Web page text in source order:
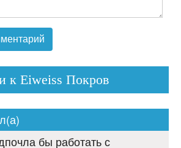
к Eiweiss Покров
бы работать с